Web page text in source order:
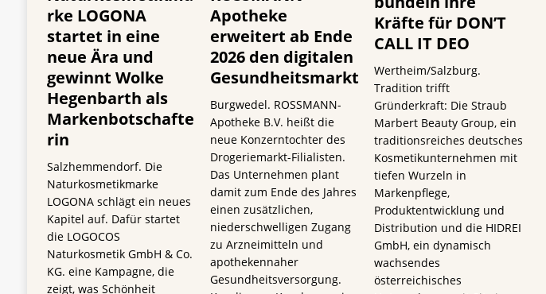
rke LOGONA
startet in eine
neue Ära und
gewinnt Wolke
Hegenbarth als
Markenbotschafte
rin
Salzhemmendorf. Die
Naturkosmetikmarke
LOGONA schlägt ein neues
Kapitel auf. Dafür startet
die LOGOCOS
Naturkosmetik GmbH & Co.
KG. eine Kampagne, die
zeigt, was Schönheit
Apotheke
erweitert ab Ende
2026 den digitalen
Gesundheitsmarkt
Burgwedel. ROSSMANN-
Apotheke B.V. heißt die
neue Konzerntochter des
Drogeriemarkt-Filialisten.
Das Unternehmen plant
damit zum Ende des Jahres
einen zusätzlichen,
niederschwelligen Zugang
zu Arzneimitteln und
apothekennaher
Gesundheitsversorgung.
Kräfte für DON’T
CALL IT DEO
Wertheim/Salzburg.
Tradition trifft
Gründerkraft: Die Straub
Marbert Beauty Group, ein
traditionsreiches deutsches
Kosmetikunternehmen mit
tiefen Wurzeln in
Markenpflege,
Produktentwicklung und
Distribution und die HIDREI
GmbH, ein dynamisch
wachsendes
österreichisches